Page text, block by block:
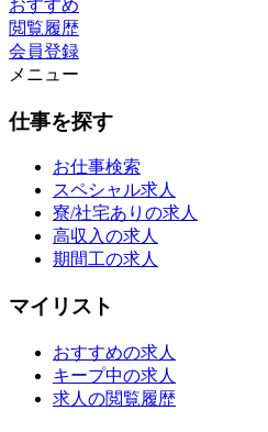
おすすめ
閲覧履歴
会員登録
メニュー
仕事を探す
お仕事検索
スペシャル求人
寮/社宅ありの求人
高収入の求人
期間工の求人
マイリスト
おすすめの求人
キープ中の求人
求人の閲覧履歴